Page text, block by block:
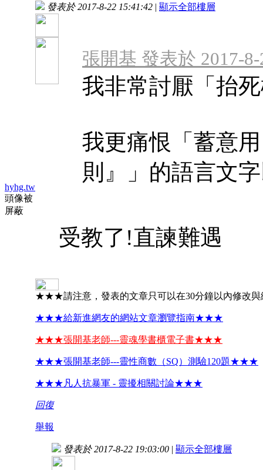
hyhg.tw
頭像被
屏蔽
發表於 2017-8-22 15:41:42 | 顯示全部樓層
張開基 發表於 2017-8-
我非常討厭「抬
我更痛恨「蓄意
則』」的語言文
受教了!直諫難遇
★★★請注意，發表的文章只可以在30分鐘以內修改
★★★給新進網友的網站文章瀏覽指南★★★
★★★張開基老師---靈魂學書櫃電子書★★★
★★★張開基老師---靈性商數（SQ）測驗120題★★★
★★★凡人抗暴軍 - 靈擾相關討論★★★
回復
舉報
發表於 2017-8-22 19:03:00 | 顯示全部樓層